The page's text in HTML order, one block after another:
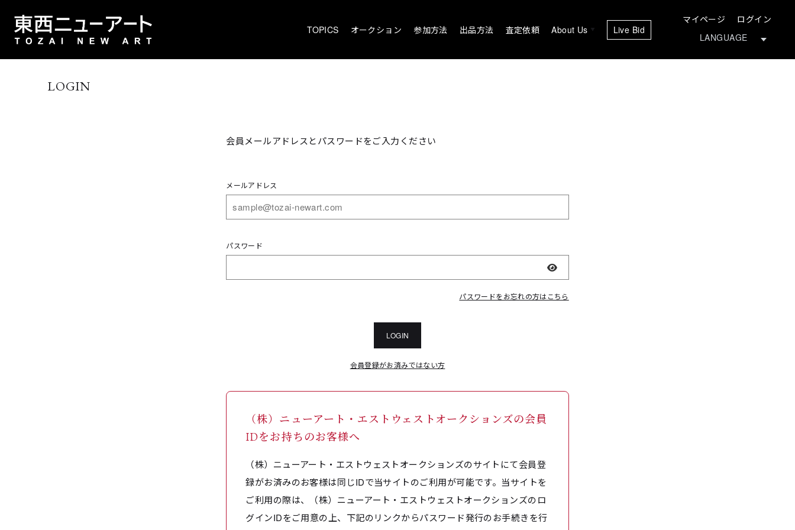
TOPICS オークション 参加方法 出品方法 査定依頼 About Us Live Bid
マイページ ログイン
LOGIN
会員メールアドレスとパスワードをご入力ください
メールアドレス
パスワード
表示
パスワードをお忘れの方はこちら
LOGIN
会員登録がお済みではない方
（株）ニューアート・エストウェストオークションズの会員
IDをお持ちのお客様へ
（株）ニューアート・エストウェストオークションズのサイトにて会員登
録がお済みのお客様は同じIDで当サイトのご利用が可能です。当サイトを
ご利用の際は、（株）ニューアート・エストウェストオークションズのロ
グインIDをご用意の上、下記のリンクからパスワード発行のお手続きを行